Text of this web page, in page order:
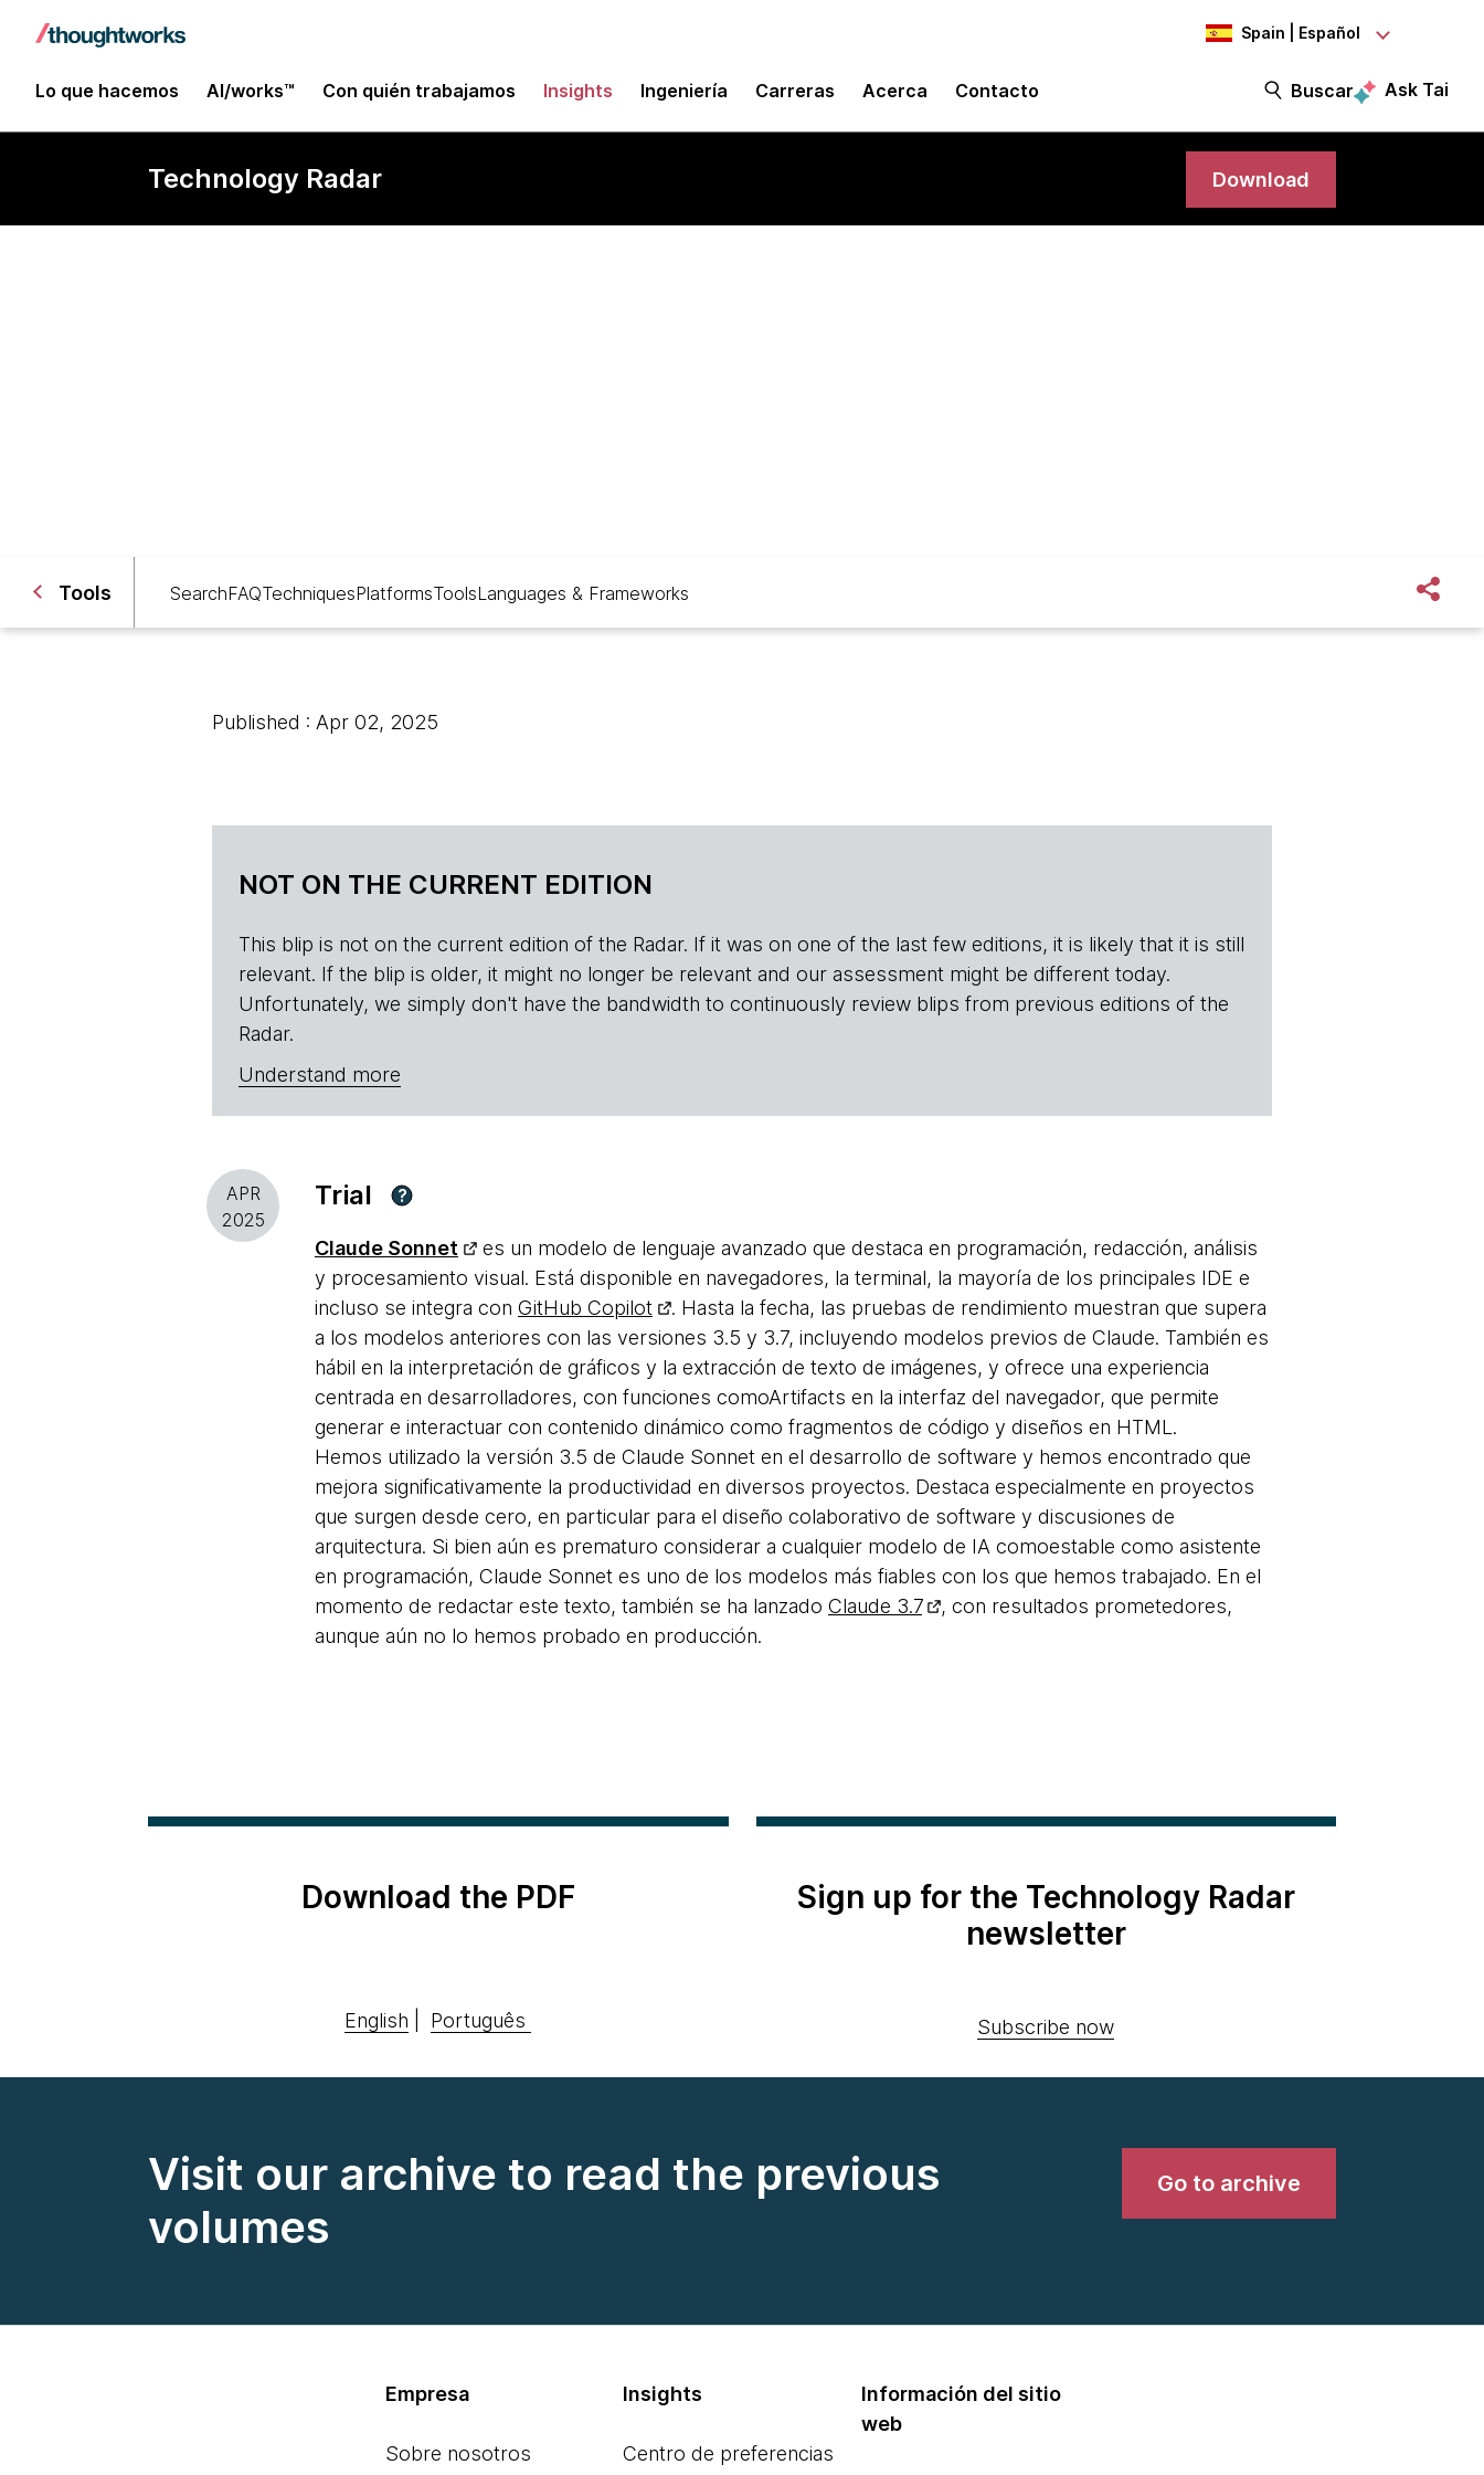
Spain | Español
Lo que hacemos AI/works™ Con quién trabajamos Insights Ingeniería Carreras Acerca Contacto Buscar Ask Tai
Technology Radar Download
Tools SearchFAQTechniquesPlatformsToolsLanguages & Frameworks
Published : Apr 02, 2025
NOT ON THE CURRENT EDITION
This blip is not on the current edition of the Radar. If it was on one of the last few editions, it is likely that it is still
relevant. If the blip is older, it might no longer be relevant and our assessment might be different today.
Unfortunately, we simply don't have the bandwidth to continuously review blips from previous editions of the
Radar.
Understand more
APR
2025
Trial ?
Claude Sonnet
es un modelo de lenguaje avanzado que destaca en programación, redacción, análisis
y procesamiento visual. Está disponible en navegadores, la terminal, la mayoría de los principales IDE e
incluso se integra con GitHub Copilot
. Hasta la fecha, las pruebas de rendimiento muestran que supera
a los modelos anteriores con las versiones 3.5 y 3.7, incluyendo modelos previos de Claude. También es
hábil en la interpretación de gráficos y la extracción de texto de imágenes, y ofrece una experiencia
centrada en desarrolladores, con funciones comoArtifacts en la interfaz del navegador, que permite
generar e interactuar con contenido dinámico como fragmentos de código y diseños en HTML.
Hemos utilizado la versión 3.5 de Claude Sonnet en el desarrollo de software y hemos encontrado que
mejora significativamente la productividad en diversos proyectos. Destaca especialmente en proyectos
que surgen desde cero, en particular para el diseño colaborativo de software y discusiones de
arquitectura. Si bien aún es prematuro considerar a cualquier modelo de IA comoestable como asistente
en programación, Claude Sonnet es uno de los modelos más fiables con los que hemos trabajado. En el
momento de redactar este texto, también se ha lanzado Claude 3.7
, con resultados prometedores,
aunque aún no lo hemos probado en producción.
Download the PDF
English Português
Sign up for the Technology Radar
newsletter
Subscribe now
Visit our archive to read the previous
volumes
Go to archive
Empresa
Sobre nosotros
Insights
Centro de preferencias
Información del sitio
web